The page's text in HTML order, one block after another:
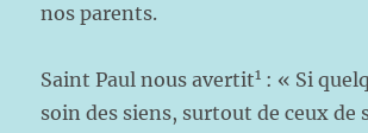
nos parents.
Saint Paul nous avertit1 : « Si
soin des siens, surtout de ceux de